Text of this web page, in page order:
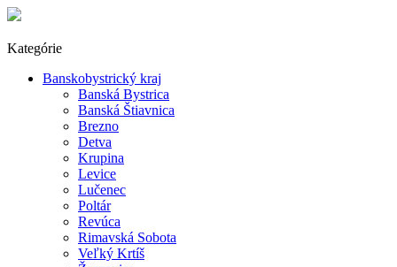
Kategórie
Banskobystrický kraj
Banská Bystrica
Banská Štiavnica
Brezno
Detva
Krupina
Levice
Lučenec
Poltár
Revúca
Rimavská Sobota
Veľký Krtíš